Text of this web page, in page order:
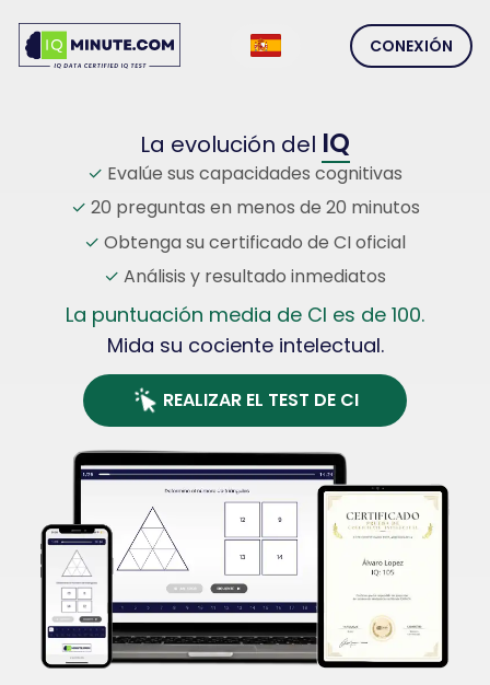
CONEXIÓN
La evolución del IQ
Evalúe sus capacidades cognitivas
20 preguntas en menos de 20 minutos
Obtenga su certificado de CI oficial
Análisis y resultado inmediatos
La puntuación media de CI es de 100.
Mida su cociente intelectual.
REALIZAR EL TEST DE CI